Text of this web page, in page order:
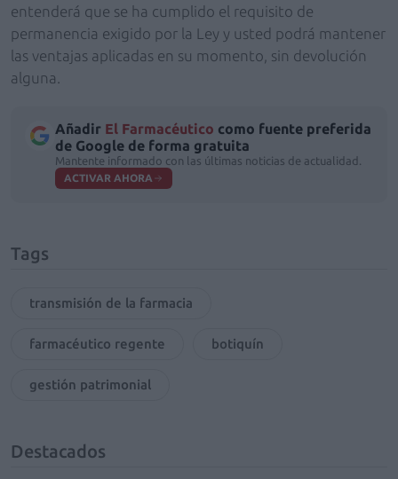
entenderá que se ha cumplido el requisito de
permanencia exigido por la Ley y usted podrá mantener
las ventajas aplicadas en su momento, sin devolución
alguna.
Añadir El Farmacéutico como fuente preferida
de Google de forma gratuita
Mantente informado con las últimas noticias de actualidad.
ACTIVAR AHORA
Tags
transmisión de la farmacia
farmacéutico regente botiquín
gestión patrimonial
Destacados